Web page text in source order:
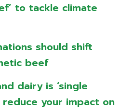
to tackle climate
should shift
beef
dairy is ‘single
your impact on